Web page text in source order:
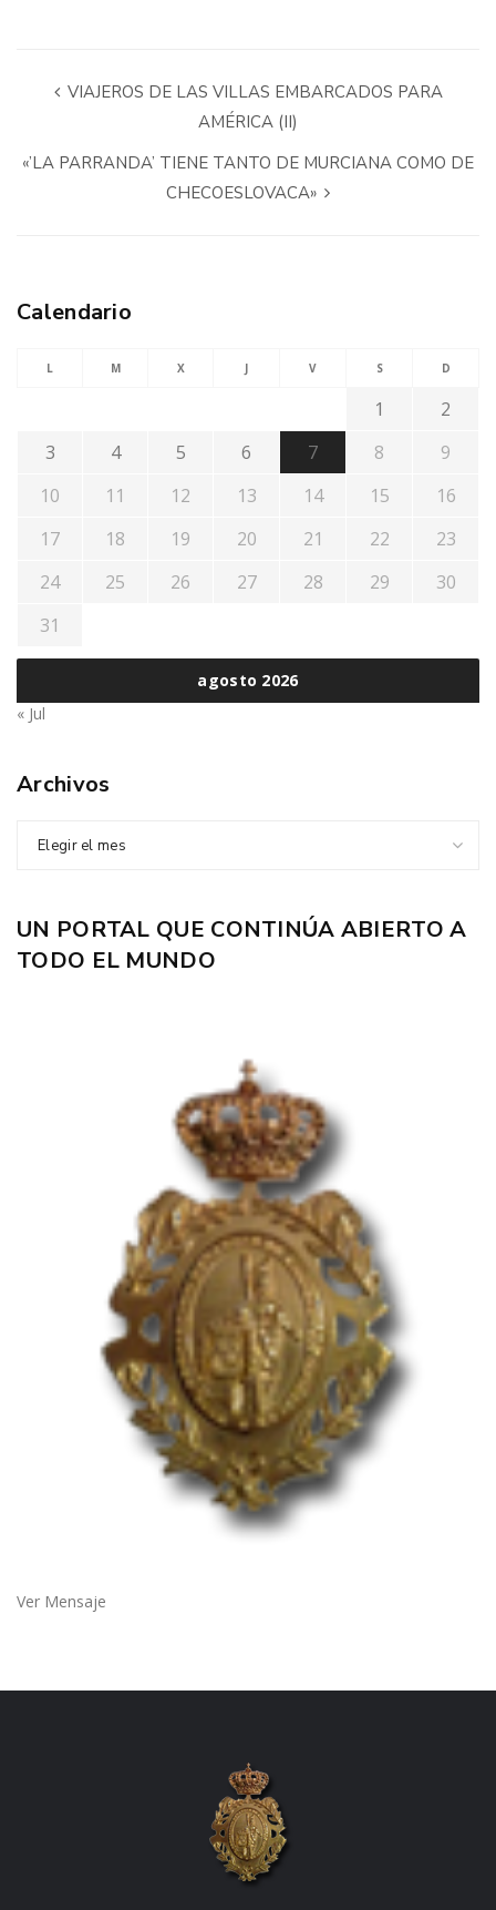
VIAJEROS DE LAS VILLAS EMBARCADOS PARA
AMÉRICA (II)
«’LA PARRANDA’ TIENE TANTO DE MURCIANA COMO DE
CHECOESLOVACA»
Calendario
agosto 2026
L M X J V S D
1
2
3
4 5 6 7 8
9
10
11 12 13 14 15
16
17
18 19 20 21 22
23
24
25 26 27 28 29
30
31
« Jul
Archivos
Elegir el mes
UN PORTAL QUE CONTINÚA ABIERTO A
TODO EL MUNDO
Ver Mensaje